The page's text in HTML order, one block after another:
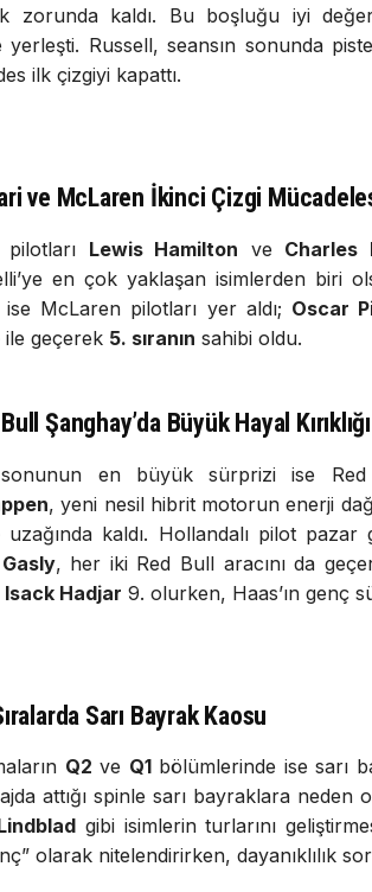
zorunda kaldı. Bu boşluğu iyi
yerleşti. Russell, seansın sonunda
ilk çizgiyi kapattı.
ve McLaren İkinci Çizgi
Lewis Hamilton ve Charles
en çok yaklaşan isimlerden biri
ise McLaren pilotları yer aldı; Oscar
ile geçerek 5. sıranın sahibi oldu.
Şanghay’da Büyük Hayal
en büyük sürprizi ise Red
, yeni nesil hibrit motorun enerji
uzağında kaldı. Hollandalı pilot pazar
, her iki Red Bull aracını da
Isack Hadjar 9. olurken, Haas’ın genç
Sarı Bayrak Kaosu
Q2 ve Q1bölümlerinde ise sarı
attığı spinle sarı bayraklara neden
gibi isimlerin turlarını
olarak nitelendirirken, dayanıklılık